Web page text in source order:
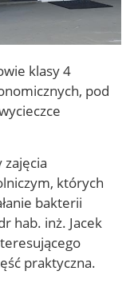
klasy 4
pod
zajęcia
, których
bakterii
hab. inż. Jacek
praktyczna.